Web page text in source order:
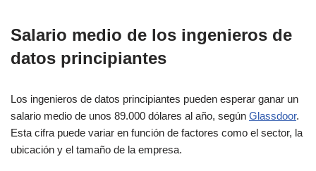
Salario medio de los ingenieros de
datos principiantes
Los ingenieros de datos principiantes pueden esperar ganar un
salario medio de unos 89.000 dólares al año, según Glassdoor.
Esta cifra puede variar en función de factores como el sector, la
ubicación y el tamaño de la empresa.